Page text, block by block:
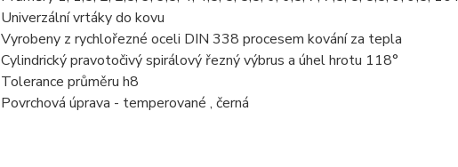
Univerzální vrtáky do kovu
Vyrobeny z rychlořezné oceli DIN 338 procesem kování za tepla
Cylindrický pravotočivý spirálový řezný výbrus a úhel hrotu 118°
Tolerance průměru h8
Povrchová úprava - temperované , černá